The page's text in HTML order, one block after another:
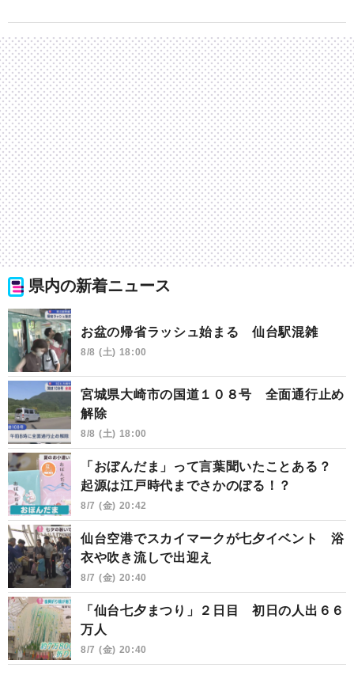
県内の新着ニュース
お盆の帰省ラッシュ始まる 仙台駅混雑
8/8 (土) 18:00
宮城県大崎市の国道１０８号 全面通行止め
解除
8/8 (土) 18:00
「おぼんだま」って言葉聞いたことある？
起源は江戸時代までさかのぼる！？
8/7 (金) 20:42
仙台空港でスカイマークが七夕イベント 浴
衣や吹き流しで出迎え
8/7 (金) 20:40
「仙台七夕まつり」２日目 初日の人出６６
万人
8/7 (金) 20:40